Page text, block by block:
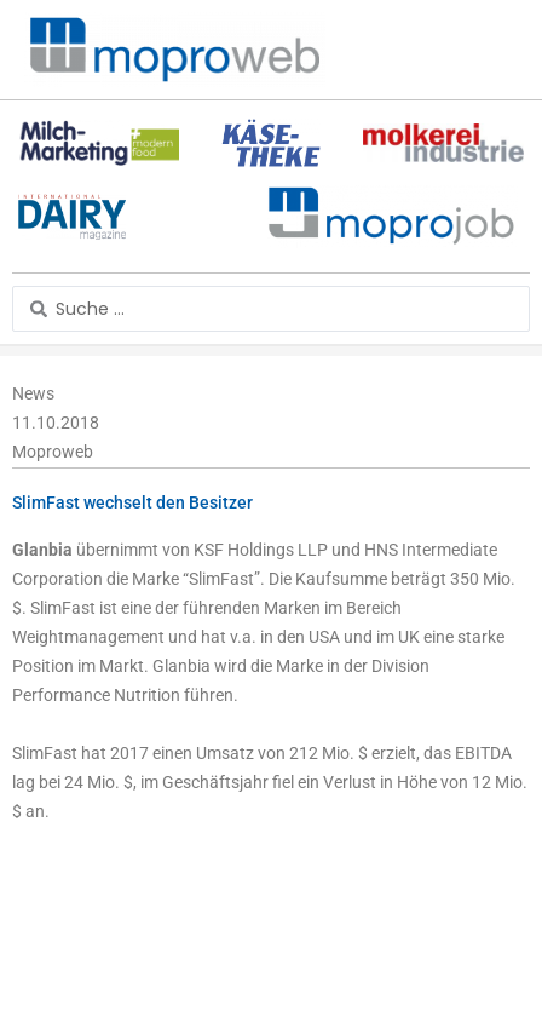
Zum
Inhalt
springen
Search
...
News
11.10.2018
Moproweb
SlimFast wechselt den Besitzer
Glanbia übernimmt von KSF Holdings LLP und HNS Intermediate
Corporation die Marke “SlimFast”. Die Kaufsumme beträgt 350 Mio.
$. SlimFast ist eine der führenden Marken im Bereich
Weightmanagement und hat v.a. in den USA und im UK eine starke
Position im Markt. Glanbia wird die Marke in der Division
Performance Nutrition führen.
SlimFast hat 2017 einen Umsatz von 212 Mio. $ erzielt, das EBITDA
lag bei 24 Mio. $, im Geschäftsjahr fiel ein Verlust in Höhe von 12 Mio.
$ an.